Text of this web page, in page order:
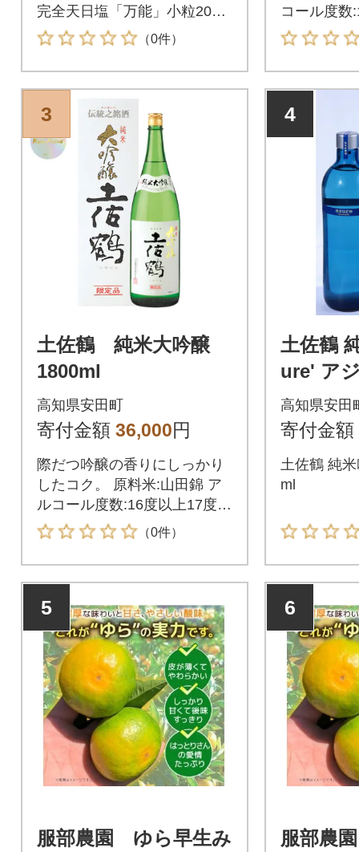
完全天日塩「万能」小粒20g(1
個)をセットにしてお届けしま
す。
（0件）
コール度数
720ml
3
土佐鶴 純米大吟醸
1800ml
高知県安田町
寄付金額 36,000円
際だつ吟醸の香りにしっかり
したコク。 原料米:山田錦 ア
ルコール度数:16度以上17度未
満 1800ml
（0件）
4
土佐鶴
ure' ア
高知県安田
寄付金額
土佐鶴 純
ml
5
服部農園 ゆら早生み
6
服部農